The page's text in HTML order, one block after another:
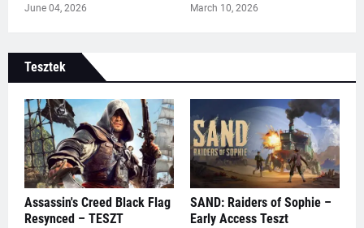
June 04, 2026 March 10, 2026
Tesztek
Assassin's Creed Black Flag
Resynced – TESZT
SAND: Raiders of Sophie –
Early Access Teszt